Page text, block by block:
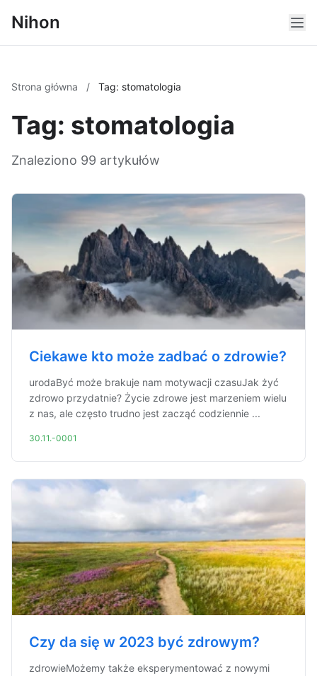
Nihon
Strona główna / Tag: stomatologia
Tag: stomatologia
Znaleziono 99 artykułów
Ciekawe kto może zadbać o zdrowie?
urodaByć może brakuje nam motywacji czasuJak żyć
zdrowo przydatnie? Życie zdrowe jest marzeniem wielu
z nas, ale często trudno jest zacząć codziennie ...
30.11.-0001
Czy da się w 2023 być zdrowym?
zdrowieMożemy także eksperymentować z nowymi